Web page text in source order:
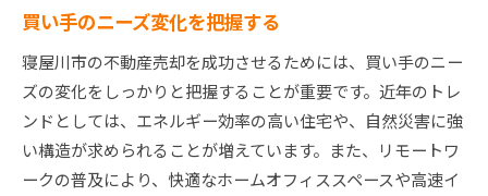
買い手のニーズ変化を把握する
寝屋川市の不動産売却を成功させるためには、買い手のニー
ズの変化をしっかりと把握することが重要です。近年のトレ
ンドとしては、エネルギー効率の高い住宅や、自然災害に強
い構造が求められることが増えています。また、リモートワ
ークの普及により、快適なホームオフィススペースや高速イ